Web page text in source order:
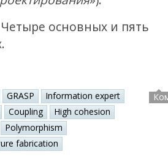
Четыре основных и пять
GRASP
Information expert
Coupling
High cohesion
Polymorphism
fabrication